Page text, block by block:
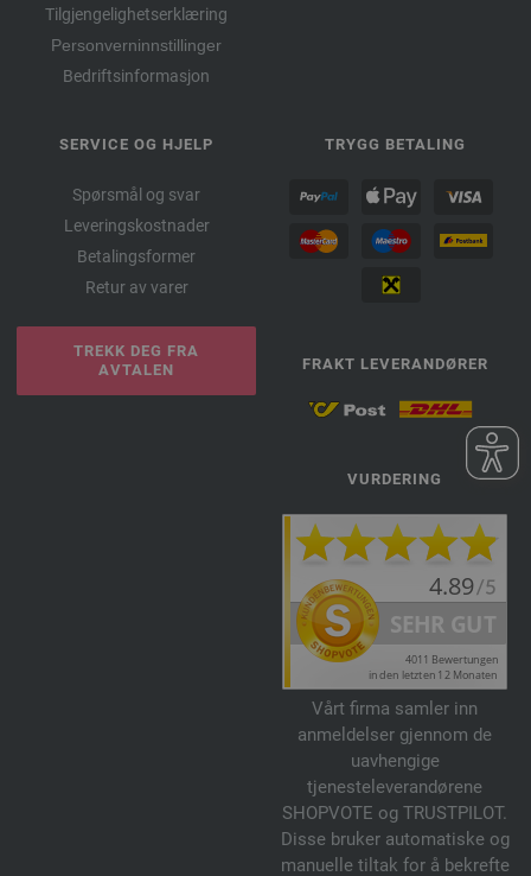
Tilgjengelighetserklæring
Personverninnstillinger
Bedriftsinformasjon
SERVICE OG HJELP
Spørsmål og svar
Leveringskostnader
Betalingsformer
Retur av varer
TREKK DEG FRA
AVTALEN
TRYGG BETALING
FRAKT LEVERANDØRER
VURDERING
Vårt firma samler inn
anmeldelser gjennom de
uavhengige
tjenesteleverandørene
SHOPVOTE og TRUSTPILOT.
Disse bruker automatiske og
manuelle tiltak for å bekrefte